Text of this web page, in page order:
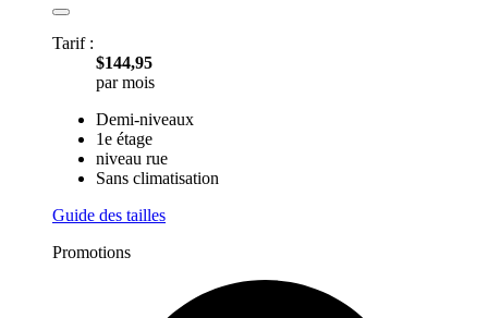
Tarif :
$144,95
par mois
Demi-niveaux
1e étage
niveau rue
Sans climatisation
Guide des tailles
Promotions